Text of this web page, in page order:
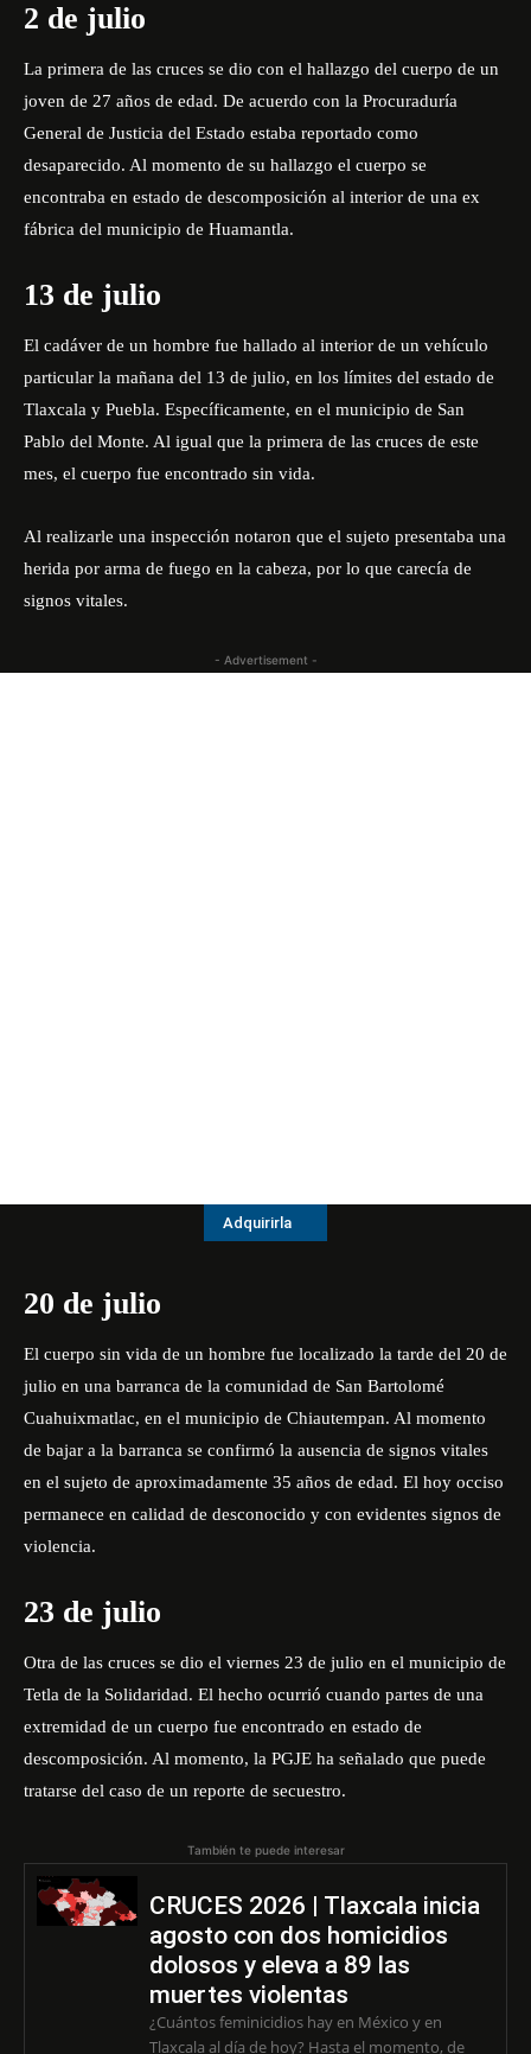
2 de julio
La primera de las cruces se dio con el hallazgo del cuerpo de un
joven de 27 años de edad. De acuerdo con la Procuraduría
General de Justicia del Estado estaba reportado como
desaparecido. Al momento de su hallazgo el cuerpo se
encontraba en estado de descomposición al interior de una ex
fábrica del municipio de Huamantla.
13 de julio
El cadáver de un hombre fue hallado al interior de un vehículo
particular la mañana del 13 de julio, en los límites del estado de
Tlaxcala y Puebla. Específicamente, en el municipio de San
Pablo del Monte. Al igual que la primera de las cruces de este
mes, el cuerpo fue encontrado sin vida.
Al realizarle una inspección notaron que el sujeto presentaba una
herida por arma de fuego en la cabeza, por lo que carecía de
signos vitales.
- Advertisement -
Adquirirla
20 de julio
El cuerpo sin vida de un hombre fue localizado la tarde del 20 de
julio en una barranca de la comunidad de San Bartolomé
Cuahuixmatlac, en el municipio de Chiautempan. Al momento
de bajar a la barranca se confirmó la ausencia de signos vitales
en el sujeto de aproximadamente 35 años de edad. El hoy occiso
permanece en calidad de desconocido y con evidentes signos de
violencia.
23 de julio
Otra de las cruces se dio el viernes 23 de julio en el municipio de
Tetla de la Solidaridad. El hecho ocurrió cuando partes de una
extremidad de un cuerpo fue encontrado en estado de
descomposición. Al momento, la PGJE ha señalado que puede
tratarse del caso de un reporte de secuestro.
También te puede interesar
CRUCES 2026 | Tlaxcala inicia
agosto con dos homicidios
dolosos y eleva a 89 las
muertes violentas
¿Cuántos feminicidios hay en México y en
Tlaxcala al día de hoy? Hasta el momento, de